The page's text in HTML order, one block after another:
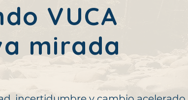
VUCA
mirada